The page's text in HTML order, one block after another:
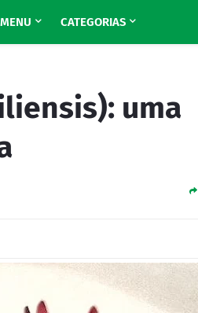
CATEGORIAS
uma